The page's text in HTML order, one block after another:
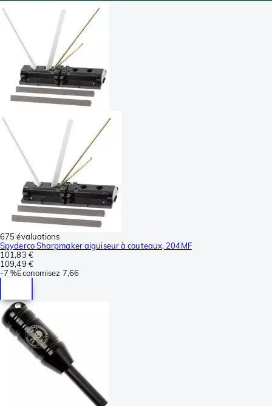
675 évaluations
Spyderco Sharpmaker aiguiseur à couteaux, 204MF
101,83 €
109,49 €
-7 %Économisez 7,66